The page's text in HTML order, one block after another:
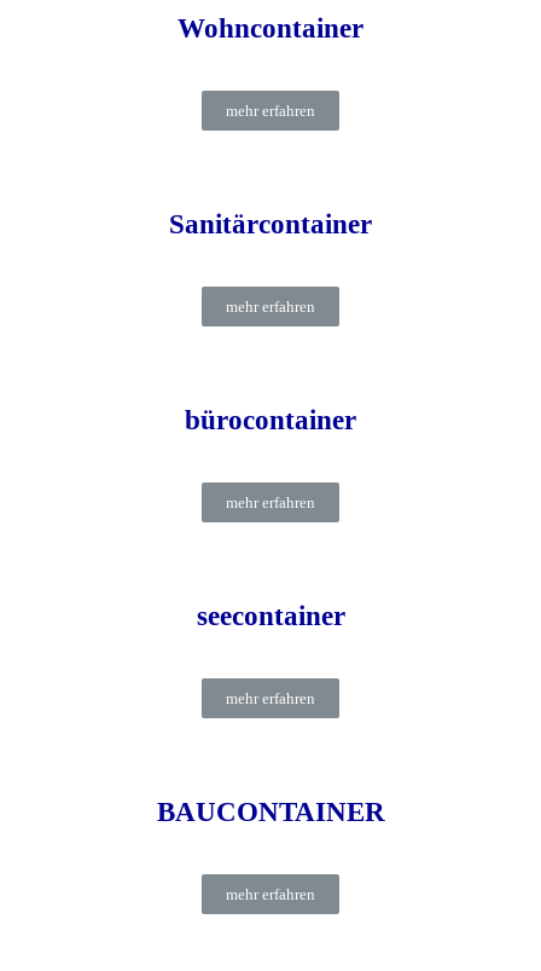
Wohncontainer
mehr erfahren
Sanitärcontainer
mehr erfahren
bürocontainer
mehr erfahren
seecontainer
mehr erfahren
BAUCONTAINER
mehr erfahren